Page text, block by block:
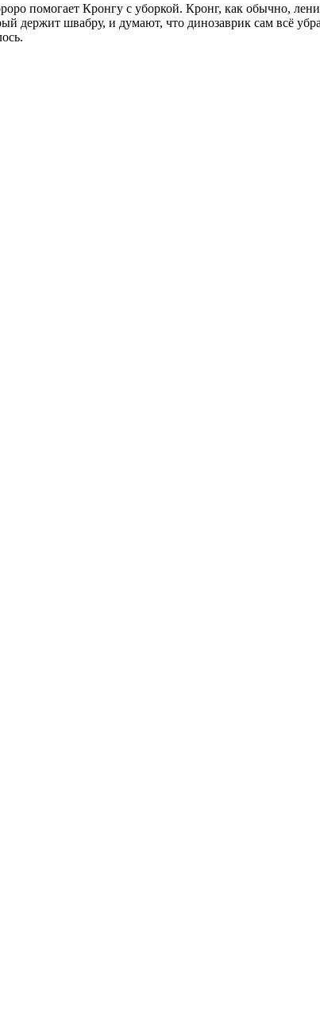
помогает Кронгу с уборкой. Кронг, как обычно,
держит швабру, и думают, что динозаврик сам всё